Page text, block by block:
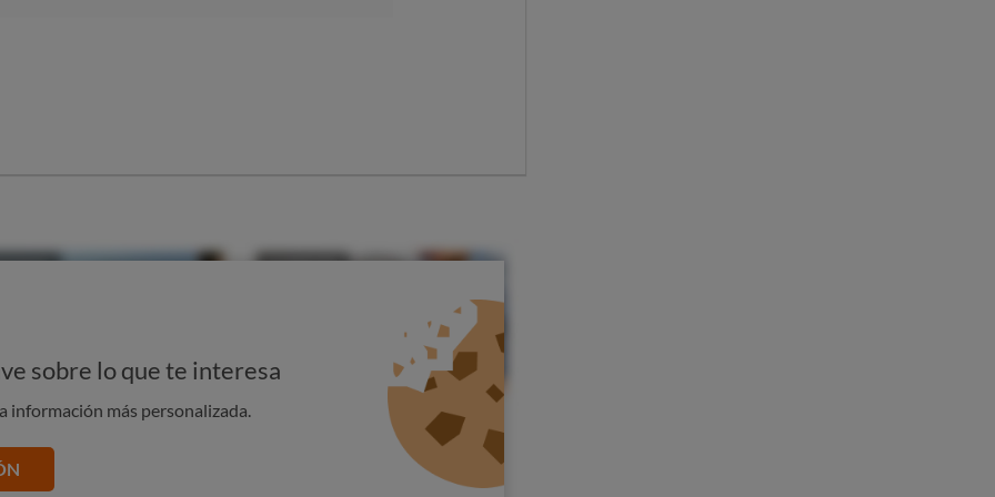
y ciclos del sueño
de actividad en función de la fase del sueño en que nos
van sucediendo alternativamente: el sueño No REM y el
fases, en las cuales el sueño se va haciendo cada vez más
al sueño profundo. Estas fases ocupan en torno a un
sobre lo que te interesa
información más personalizada.